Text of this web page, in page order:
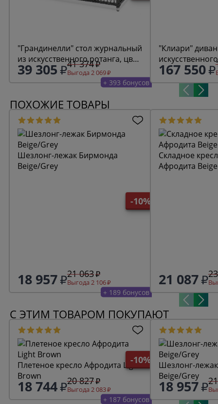
"Грандинелли" стол журнальный
из искусственного ротанга, цвет
графит
39 305 41 374
Выгода 2 069
+ 393 бонусов
"Клиари"
(гиацинт)
соломенный
167 550
ПОХОЖИЕ ТОВАРЫ
-10%
Шезлонг-лежак Бирмонда
Beige/Grey
18 957 21 063
Выгода 2 106
+ 189 бонусов
Складное
Афродита Beige
21 087
С ЭТИМ ТОВАРОМ ПОКУПАЮТ
-10%
Плетеное кресло Афродита Light
Brown
18 744 20 827
Выгода 2 083
+ 187 бонусов
Шезлонг-лежак
Beige/Grey
18 957